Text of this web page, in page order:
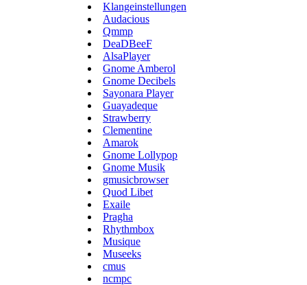
Klangeinstellungen
Audacious
Qmmp
DeaDBeeF
AlsaPlayer
Gnome Amberol
Gnome Decibels
Sayonara Player
Guayadeque
Strawberry
Clementine
Amarok
Gnome Lollypop
Gnome Musik
gmusicbrowser
Quod Libet
Exaile
Pragha
Rhythmbox
Musique
Museeks
cmus
ncmpc